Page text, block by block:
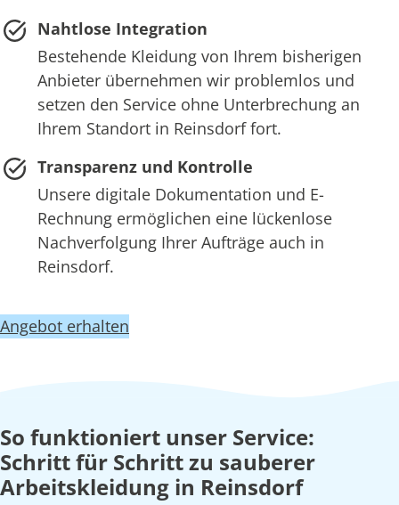
Nahtlose Integration
Bestehende Kleidung von Ihrem bisherigen
Anbieter übernehmen wir problemlos und
setzen den Service ohne Unterbrechung an
Ihrem Standort in Reinsdorf fort.
Transparenz und Kontrolle
Unsere digitale Dokumentation und E-
Rechnung ermöglichen eine lückenlose
Nachverfolgung Ihrer Aufträge auch in
Reinsdorf.
Angebot erhalten
So funktioniert unser Service:
Schritt für Schritt zu sauberer
Arbeitskleidung in Reinsdorf